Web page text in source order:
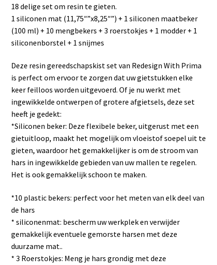
18 delige set om resin te gieten.
1 siliconen mat (11,75″”x8,25″”) + 1 siliconen maatbeker
(100 ml) + 10 mengbekers + 3 roerstokjes + 1 modder + 1
siliconenborstel + 1 snijmes
Deze resin gereedschapskist set van Redesign With Prima
is perfect om ervoor te zorgen dat uw gietstukken elke
keer feilloos worden uitgevoerd. Of je nu werkt met
ingewikkelde ontwerpen of grotere afgietsels, deze set
heeft je gedekt:
*Siliconen beker: Deze flexibele beker, uitgerust met een
gietuitloop, maakt het mogelijk om vloeistof soepel uit te
gieten, waardoor het gemakkelijker is om de stroom van
hars in ingewikkelde gebieden van uw mallen te regelen.
Het is ook gemakkelijk schoon te maken.
*10 plastic bekers: perfect voor het meten van elk deel van
de hars
* siliconenmat: bescherm uw werkplek en verwijder
gemakkelijk eventuele gemorste harsen met deze
duurzame mat..
* 3 Roerstokjes: Meng je hars grondig met deze